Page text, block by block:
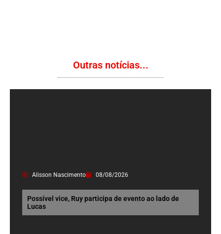
Outras notícias...
Alisson Nascimento 08/08/2026
Possível vice, Ruy participa de evento ao lado de
Lucas